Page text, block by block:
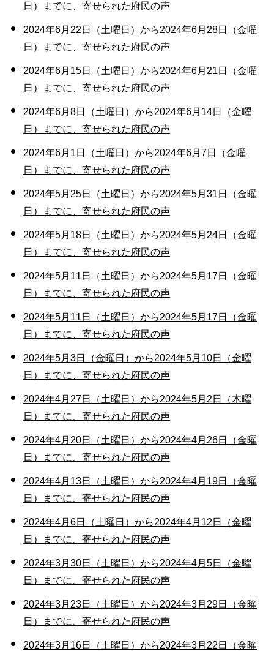
日）までに、寄せられた府民の声
2024年6月22日（土曜日）から2024年6月28日（金曜
日）までに、寄せられた府民の声
2024年6月15日（土曜日）から2024年6月21日（金曜
日）までに、寄せられた府民の声
2024年6月8日（土曜日）から2024年6月14日（金曜
日）までに、寄せられた府民の声
2024年6月1日（土曜日）から2024年6月7日（金曜
日）までに、寄せられた府民の声
2024年5月25日（土曜日）から2024年5月31日（金曜
日）までに、寄せられた府民の声
2024年5月18日（土曜日）から2024年5月24日（金曜
日）までに、寄せられた府民の声
2024年5月11日（土曜日）から2024年5月17日（金曜
日）までに、寄せられた府民の声
2024年5月11日（土曜日）から2024年5月17日（金曜
日）までに、寄せられた府民の声
2024年5月3日（金曜日）から2024年5月10日（金曜
日）までに、寄せられた府民の声
2024年4月27日（土曜日）から2024年5月2日（木曜
日）までに、寄せられた府民の声
2024年4月20日（土曜日）から2024年4月26日（金曜
日）までに、寄せられた府民の声
2024年4月13日（土曜日）から2024年4月19日（金曜
日）までに、寄せられた府民の声
2024年4月6日（土曜日）から2024年4月12日（金曜
日）までに、寄せられた府民の声
2024年3月30日（土曜日）から2024年4月5日（金曜
日）までに、寄せられた府民の声
2024年3月23日（土曜日）から2024年3月29日（金曜
日）までに、寄せられた府民の声
2024年3月16日（土曜日）から2024年3月22日（金曜